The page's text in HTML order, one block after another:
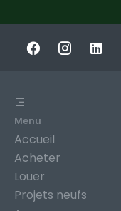
Menu
Accueil
Acheter
Louer
Projets neufs